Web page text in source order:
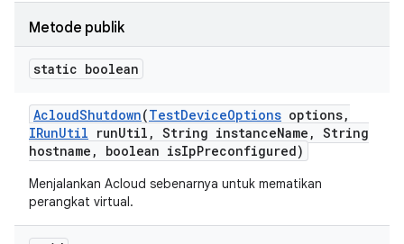
Metode publik
static boolean
AcloudShutdown(TestDeviceOptions options,
IRunUtil runUtil , String instanceName , String
hostname , boolean isIpPreconfigured)
Menjalankan Acloud sebenarnya untuk mematikan
perangkat virtual.